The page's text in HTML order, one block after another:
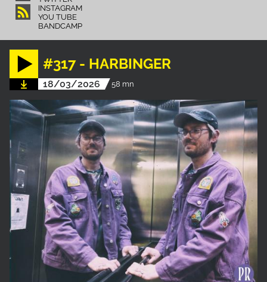
INSTAGRAM
YOU TUBE
BANDCAMP
#317 - HARBINGER
18/03/2026 58 mn